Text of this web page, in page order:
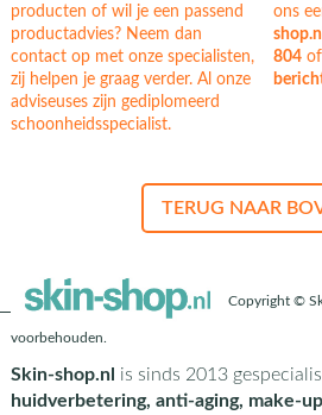
producten of wil je een passend
productadvies? Neem dan
contact op met onze specialisten,
zij helpen je graag verder. Al onze
adviseuses zijn gediplomeerd
schoonheidsspecialist.
ons
804
TERUG NAAR
Copyright ©
voorbehouden.
Skin-shop.nl is sinds 2013
huidverbetering, anti-aging, make-up